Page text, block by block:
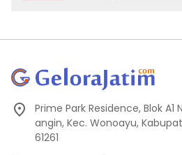
Prime Park Residence, Blok A1
angin, Kec. Wonoayu,
61261